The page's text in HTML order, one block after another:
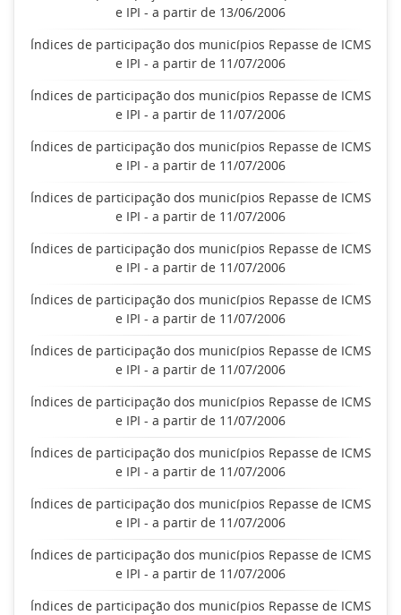
e IPI - a partir de 13/06/2006
Índices de participação dos municípios Repasse de ICMS
e IPI - a partir de 11/07/2006
Índices de participação dos municípios Repasse de ICMS
e IPI - a partir de 11/07/2006
Índices de participação dos municípios Repasse de ICMS
e IPI - a partir de 11/07/2006
Índices de participação dos municípios Repasse de ICMS
e IPI - a partir de 11/07/2006
Índices de participação dos municípios Repasse de ICMS
e IPI - a partir de 11/07/2006
Índices de participação dos municípios Repasse de ICMS
e IPI - a partir de 11/07/2006
Índices de participação dos municípios Repasse de ICMS
e IPI - a partir de 11/07/2006
Índices de participação dos municípios Repasse de ICMS
e IPI - a partir de 11/07/2006
Índices de participação dos municípios Repasse de ICMS
e IPI - a partir de 11/07/2006
Índices de participação dos municípios Repasse de ICMS
e IPI - a partir de 11/07/2006
Índices de participação dos municípios Repasse de ICMS
e IPI - a partir de 11/07/2006
Índices de participação dos municípios Repasse de ICMS